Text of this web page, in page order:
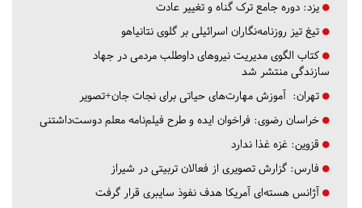
یزد: دوره جامع ترک گناه و تغییر عادت
تیغ تیز روزنامه‌نگاران اسرائیلی بر گلوی نتانیاهو
کتاب الگوی مدیریت نیروهای داوطلب مردمی در جهاد
سازندگی منتشر شد
تهران: آموزش مهارت‌های حیاتی برای نجات جان+تصویر
خراسان رضوی: فراخوان ایده و طرح فیلم‌نامه معلم دوست‌داشتنی
قزوین: غزه غذا ندارد
فارس: گزارش تصویری از فعالان تربیتی در شیراز
آژانس هسته‌ای آمریکا هدف نفوذ سایبری قرار گرفت